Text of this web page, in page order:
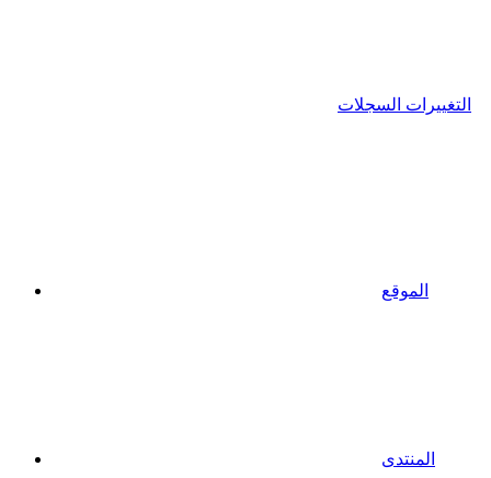
التغييرات السجلات
الموقع
المنتدى